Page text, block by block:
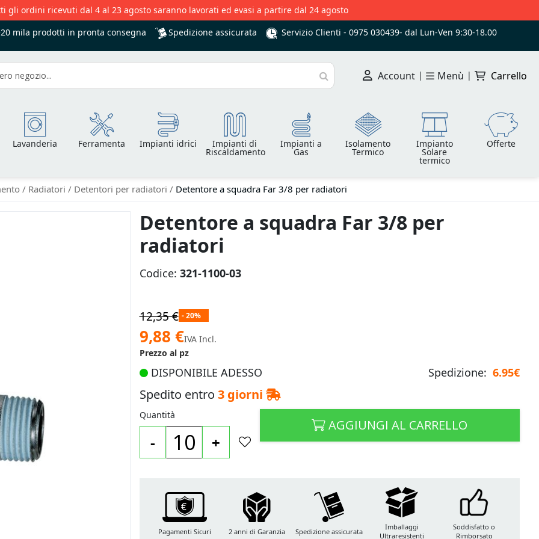
gli ordini ricevuti dal 4 al 23 agosto saranno lavorati ed evasi a partire dal 24 agosto
mila prodotti in pronta consegna Spedizione assicurata Servizio Clienti - 0975 030439- dal Lun-Ven 9:30-18.00
Cerca
Account | Menù | Carrello
Lavanderia Ferramenta Impianti idrici Impianti di
Riscaldamento
Impianti a
Gas
Isolamento
Termico
Impianto
Solare
termico
Offerte
Radiatori Detentori per radiatori Detentore a squadra Far 3/8 per radiatori
Detentore a squadra Far 3/8 per
radiatori
Codice: 321-1100-03
12,35 € - 20%
Prezzo
speciale
9,88 €IVA Incl.
Prezzo al pz
DISPONIBILE ADESSO Spedizione: 6.95€
Spedito entro 3 giorni
Quantità
- +
AGGIUNGI AL CARRELLO
Pagamenti Sicuri 2 anni di Garanzia Spedizione assicurata
Imballaggi
Ultraresistenti
Soddisfatto o
Rimborsato